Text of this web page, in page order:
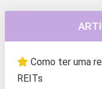
Como ter uma
REITs